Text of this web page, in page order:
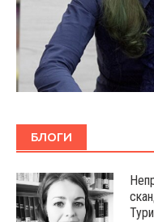
БЛОГИ